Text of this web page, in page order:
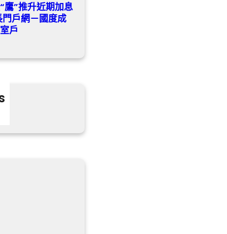
鷹”推升近期加息
戶網－國度成
戶